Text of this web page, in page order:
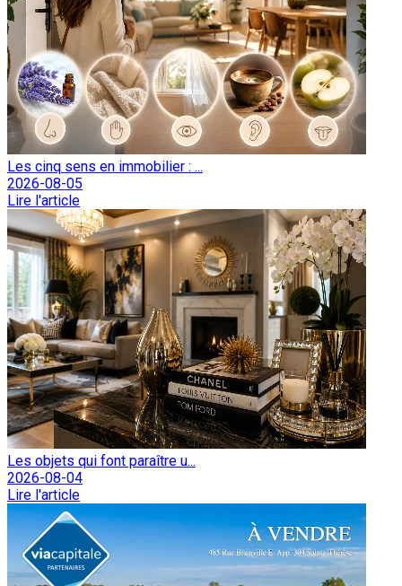
Les cinq sens en immobilier : ...
2026-08-05
Lire l'article
Les objets qui font paraître u...
2026-08-04
Lire l'article